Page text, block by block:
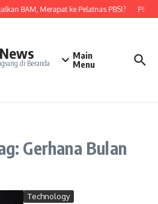
BAM, Merapat ke Pelatnas PBSI? PBSI
di Beranda
Main
Menu
Gerhana Bulan
Technology